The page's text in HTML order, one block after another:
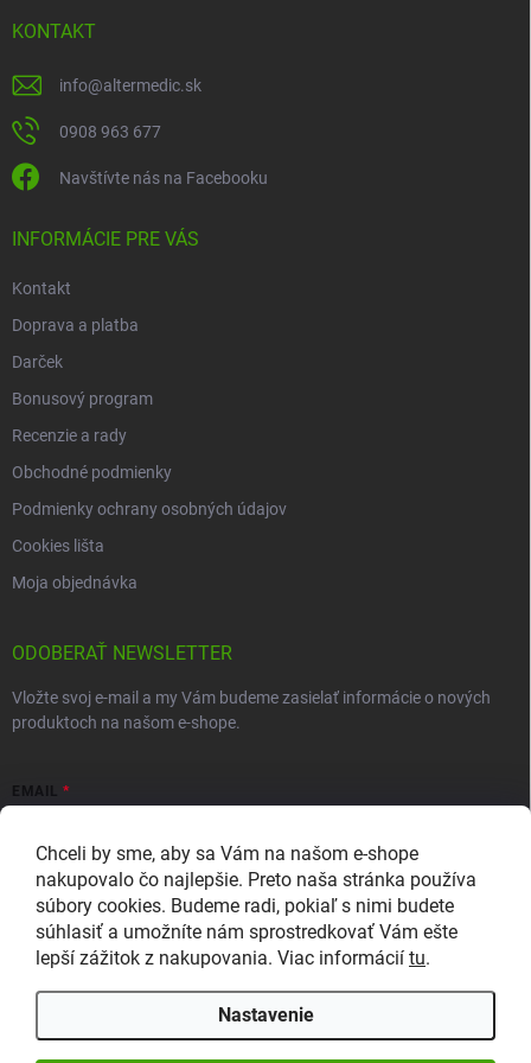
Chceli by sme, aby sa Vám na našom e-shope
nakupovalo čo najlepšie. Preto naša stránka používa
súbory cookies. Budeme radi, pokiaľ s nimi budete
súhlasiť a umožníte nám sprostredkovať Vám ešte
lepší zážitok z nakupovania. Viac informácií tu.
Nastavenie
KONTAKT
info@altermedic.sk
0908 963 677
Navštívte nás na Facebooku
INFORMÁCIE PRE VÁS
Kontakt
Doprava a platba
Darček
Bonusový program
Recenzie a rady
Obchodné podmienky
Podmienky ochrany osobných údajov
Cookies lišta
Moja objednávka
ODOBERAŤ NEWSLETTER
Vložte svoj e-mail a my Vám budeme zasielať informácie o nových
produktoch na našom e-shope.
EMAIL
Vložením e-mailu súhlasíte so zasielaním newslettera a
marketingových informácií v súlade sozásadami ochrany osobných
údajov.
Prihlásiť sa